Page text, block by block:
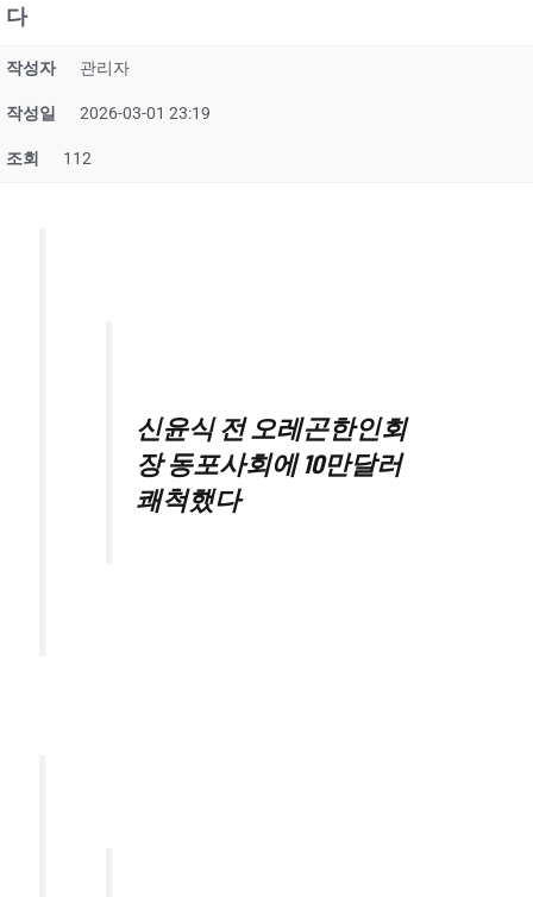
다
작성자 관리자
작성일 2026-03-01 23:19
조회 112
신윤식 전 오레곤한인회
장 동포사회에 10만달러
쾌척했다